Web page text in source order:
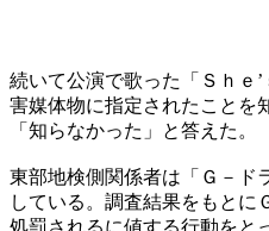
続いて公演で歌った「Ｓｈ
害媒体物に指定されたことを
「知らなかった」と答えた。
東部地検側関係者は「Ｇ－ド
している。調査結果をもとに
処罰されるに値する行動をと